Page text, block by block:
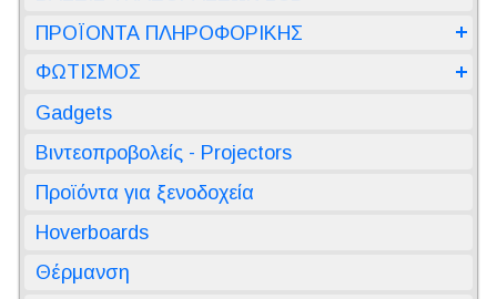
ΠΡΟΪΟΝΤΑ ΠΛΗΡΟΦΟΡΙΚΗΣ
ΦΩΤΙΣΜΟΣ
Gadgets
Βιντεοπροβολείς - Projectors
Προϊόντα για ξενοδοχεία
Hoverboards
Θέρμανση